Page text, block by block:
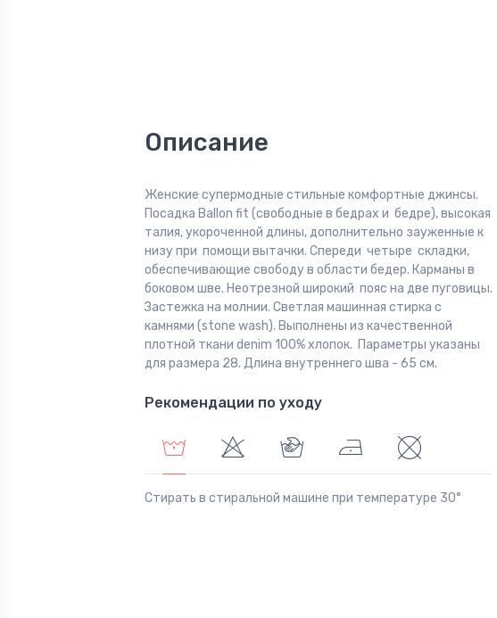
Описание
Женские супермодные стильные комфортные джинсы.
Посадка Ballon fit (свободные в бедрах и бедре), высокая
талия, укороченной длины, дополнительно зауженные к
низу при помощи вытачки. Спереди четыре складки,
обеспечивающие свободу в области бедер. Карманы в
боковом шве. Неотрезной широкий пояс на две пуговицы.
Застежка на молнии. Светлая машинная стирка с
камнями (stone wash). Выполнены из качественной
плотной ткани denim 100% хлопок. Параметры указаны
для размера 28. Длина внутреннего шва - 65 см.
Рекомендации по уходу
Стирать в стиральной машине при температуре 30°